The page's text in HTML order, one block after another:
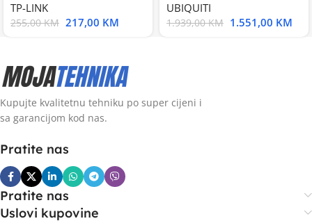
TP-LINK
255,00KM 217,00 KM
UBIQUITI
1.939,00KM 1.551,00 KM
Kupujte kvalitetnu tehniku po super cijeni i
sa garancijom kod nas.
Pratite nas
Pratite nas
Uslovi kupovine